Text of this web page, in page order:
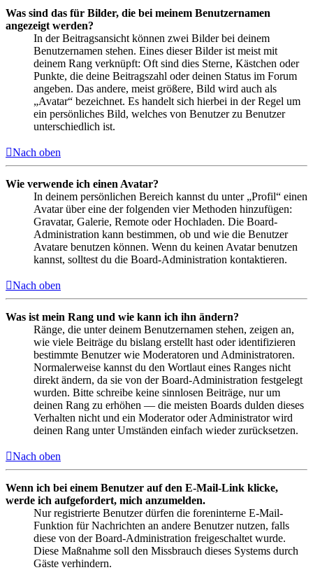
Was sind das für Bilder, die bei meinem Benutzernamen
angezeigt werden?
In der Beitragsansicht können zwei Bilder bei deinem
Benutzernamen stehen. Eines dieser Bilder ist meist mit
deinem Rang verknüpft: Oft sind dies Sterne, Kästchen oder
Punkte, die deine Beitragszahl oder deinen Status im Forum
angeben. Das andere, meist größere, Bild wird auch als
„Avatar“ bezeichnet. Es handelt sich hierbei in der Regel um
ein persönliches Bild, welches von Benutzer zu Benutzer
unterschiedlich ist.
Nach oben
Wie verwende ich einen Avatar?
In deinem persönlichen Bereich kannst du unter „Profil“ einen
Avatar über eine der folgenden vier Methoden hinzufügen:
Gravatar, Galerie, Remote oder Hochladen. Die Board-
Administration kann bestimmen, ob und wie die Benutzer
Avatare benutzen können. Wenn du keinen Avatar benutzen
kannst, solltest du die Board-Administration kontaktieren.
Nach oben
Was ist mein Rang und wie kann ich ihn ändern?
Ränge, die unter deinem Benutzernamen stehen, zeigen an,
wie viele Beiträge du bislang erstellt hast oder identifizieren
bestimmte Benutzer wie Moderatoren und Administratoren.
Normalerweise kannst du den Wortlaut eines Ranges nicht
direkt ändern, da sie von der Board-Administration festgelegt
wurden. Bitte schreibe keine sinnlosen Beiträge, nur um
deinen Rang zu erhöhen — die meisten Boards dulden dieses
Verhalten nicht und ein Moderator oder Administrator wird
deinen Rang unter Umständen einfach wieder zurücksetzen.
Nach oben
Wenn ich bei einem Benutzer auf den E-Mail-Link klicke,
werde ich aufgefordert, mich anzumelden.
Nur registrierte Benutzer dürfen die foreninterne E-Mail-
Funktion für Nachrichten an andere Benutzer nutzen, falls
diese von der Board-Administration freigeschaltet wurde.
Diese Maßnahme soll den Missbrauch dieses Systems durch
Gäste verhindern.